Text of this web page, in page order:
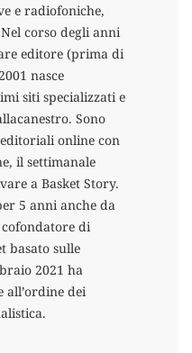
e radiofoniche,
corso degli anni
editore (prima di
nasce
siti specializzati e
Sono
online con
il settimanale
a Basket Story.
5 anni anche da
di
basato sulle
2021 ha
all’ordine dei